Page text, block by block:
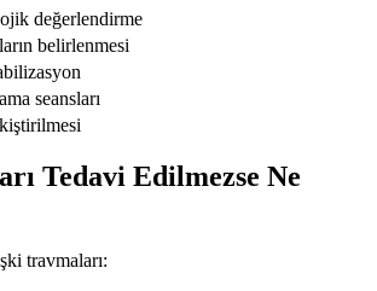
değerlendirme
belirlenmesi
seansları
Tedavi Edilmezse Ne
travmaları: